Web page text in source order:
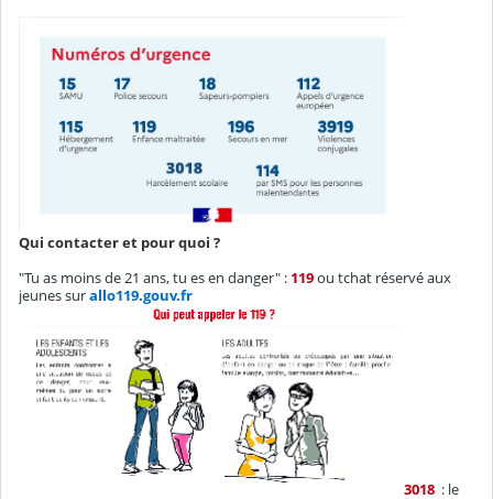
Qui contacter et pour quoi ?
"Tu as moins de 21 ans, tu es en danger" : 119ou tchat réservé aux
jeunes surallo119.gouv.fr
3018 : le